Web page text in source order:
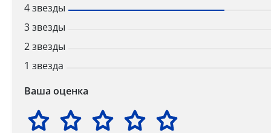
4 звезды
3 звезды
2 звезды
1 звезда
Ваша оценка